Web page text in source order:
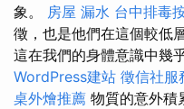
象。 房屋 漏水 台中排毒
徵，也是他們在這個較低
這在我們的身體意識中幾
WordPress建站 徵信社服
桌外燴推薦 物質的意外積